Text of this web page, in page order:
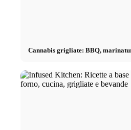
Cannabis grigliate: BBQ,